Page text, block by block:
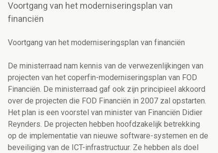
Voortgang van het moderniseringsplan van
financiën
Voortgang van het moderniseringsplan van financiën
De ministerraad nam kennis van de verwezenlijkingen van
projecten van het coperfin-moderniseringsplan van FOD
Financiën. De ministerraad gaf ook zijn principieel akkoord
over de projecten die FOD Financiën in 2007 zal opstarten.
Het plan is een voorstel van minister van Financiën Didier
Reynders. De projecten hebben hoofdzakelijk betrekking
op de implementatie van nieuwe software-systemen en de
beveiliging van de ICT-infrastructuur. Ze hebben als doel